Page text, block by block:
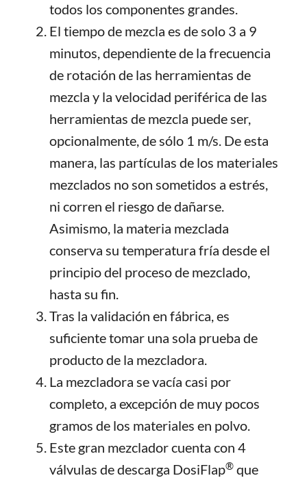
todos los componentes grandes.
El tiempo de mezcla es de solo 3 a 9
minutos, dependiente de la frecuencia
de rotación de las herramientas de
mezcla y la velocidad periférica de las
herramientas de mezcla puede ser,
opcionalmente, de sólo 1 m/s. De esta
manera, las partículas de los materiales
mezclados no son sometidos a estrés,
ni corren el riesgo de dañarse.
Asimismo, la materia mezclada
conserva su temperatura fría desde el
principio del proceso de mezclado,
hasta su fin.
Tras la validación en fábrica, es
suficiente tomar una sola prueba de
producto de la mezcladora.
La mezcladora se vacía casi por
completo, a excepción de muy pocos
gramos de los materiales en polvo.
Este gran mezclador cuenta con 4
válvulas de descarga DosiFlap® que